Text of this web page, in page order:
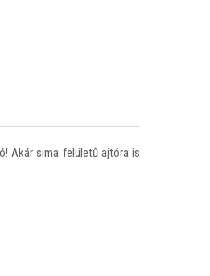
Akár sima felületű ajtóra is